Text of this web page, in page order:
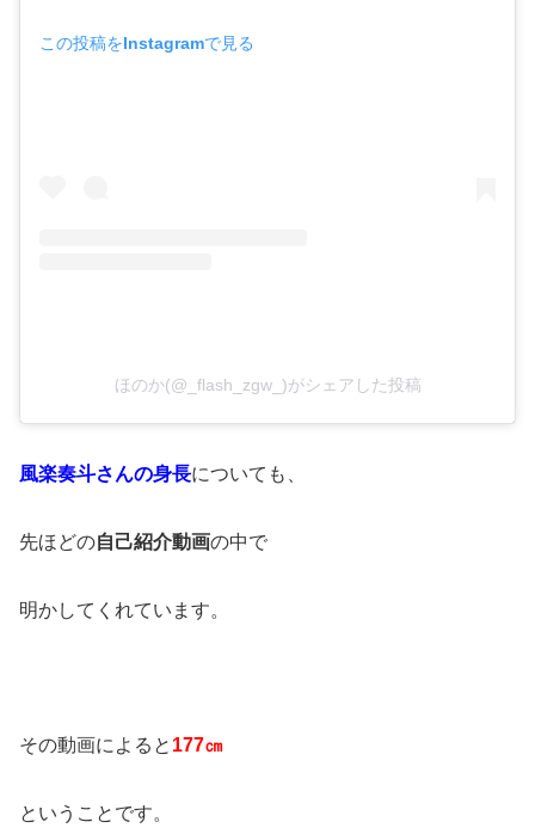
この投稿をInstagramで見る
ほのか(@_flash_zgw_)がシェアした投稿
風楽奏斗さんの身長についても、
先ほどの自己紹介動画の中で
明かしてくれています。
その動画によると 177㎝
ということです。